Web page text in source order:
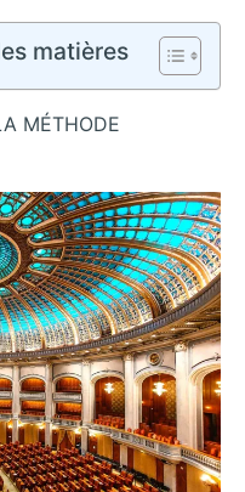
matières
MÉTHODE